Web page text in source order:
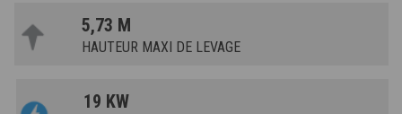
5,73 M
HAUTEUR MAXI DE LEVAGE
19 KW